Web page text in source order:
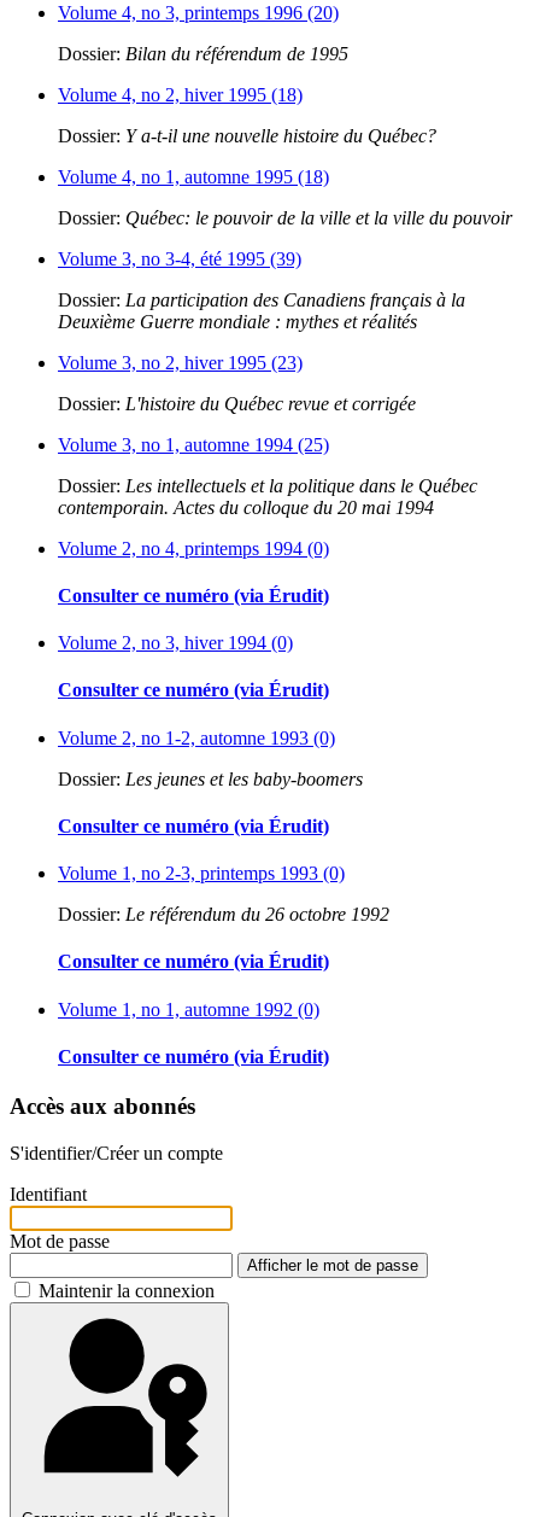
Volume 4, no 3, printemps 1996 (20)
Dossier: Bilan du référendum de 1995
Volume 4, no 2, hiver 1995 (18)
Dossier: Y a-t-il une nouvelle histoire du Québec?
Volume 4, no 1, automne 1995 (18)
Dossier: Québec: le pouvoir de la ville et la ville du pouvoir
Volume 3, no 3-4, été 1995 (39)
Dossier: La participation des Canadiens français à la
Deuxième Guerre mondiale : mythes et réalités
Volume 3, no 2, hiver 1995 (23)
Dossier: L'histoire du Québec revue et corrigée
Volume 3, no 1, automne 1994 (25)
Dossier: Les intellectuels et la politique dans le Québec
contemporain. Actes du colloque du 20 mai 1994
Volume 2, no 4, printemps 1994 (0)
Consulter ce numéro (via Érudit)
Volume 2, no 3, hiver 1994 (0)
Consulter ce numéro (via Érudit)
Volume 2, no 1-2, automne 1993 (0)
Dossier: Les jeunes et les baby-boomers
Consulter ce numéro (via Érudit)
Volume 1, no 2-3, printemps 1993 (0)
Dossier: Le référendum du 26 octobre 1992
Consulter ce numéro (via Érudit)
Volume 1, no 1, automne 1992 (0)
Consulter ce numéro (via Érudit)
Accès aux abonnés
S'identifier/Créer un compte
Identifiant
Mot de passe
Afficher le mot de passe
Maintenir la connexion